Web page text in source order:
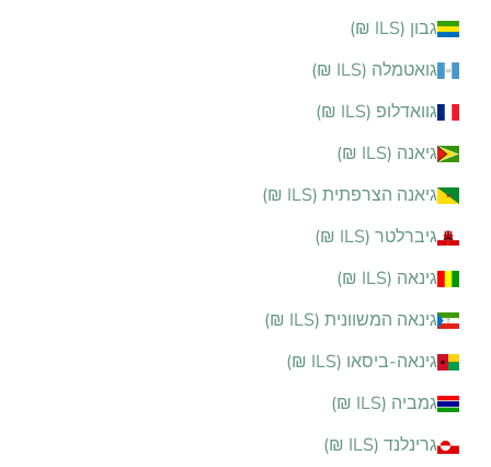
גבון (ILS ₪)
גואטמלה (ILS ₪)
גוואדלופ (ILS ₪)
גיאנה (ILS ₪)
גיאנה הצרפתית (ILS ₪)
גיברלטר (ILS ₪)
גינאה (ILS ₪)
גינאה המשוונית (ILS ₪)
גינאה-ביסאו (ILS ₪)
גמביה (ILS ₪)
גרינלנד (ILS ₪)